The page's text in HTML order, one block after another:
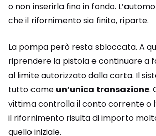
o non inserirla fino in fondo.
che il rifornimento sia finito, riparte.
La pompa però resta sbloccata. A
riprendere la pistola e continuare a
al limite autorizzato dalla carta. Il
tutto come un’unica transazione.
vittima controlla il conto corrente o
il rifornimento risulta di importo
quello iniziale.